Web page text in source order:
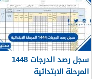
سجل رصد الدرجات 1448
المرحلة الابتدائية